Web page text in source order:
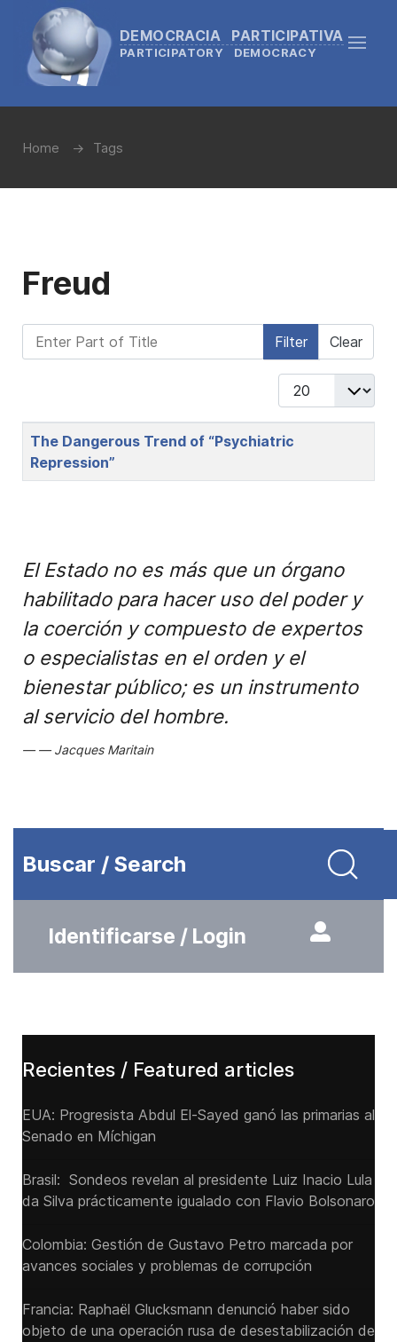
DEMOCRACIA PARTICIPATIVA
PARTICIPATORY DEMOCRACY
Home Tags
Freud
Enter Part of Title Filter Clear
Display #
Title
The Dangerous Trend of “Psychiatric
Repression”
El Estado no es más que un órgano
habilitado para hacer uso del poder y
la coerción y compuesto de expertos
o especialistas en el orden y el
bienestar público; es un instrumento
al servicio del hombre.
Jacques Maritain
Buscar / Search
Identificarse / Login
Recientes / Featured articles
EUA: Progresista Abdul El-Sayed ganó las primarias al
Senado ‌en Míchigan
Brasil: Sondeos revelan al presidente Luiz Inacio Lula
da Silva prácticamente igualado con Flavio Bolsonaro
Colombia: Gestión de Gustavo Petro marcada por
avances sociales y problemas de corrupción
Francia: Raphaël Glucksmann denunció haber sido
objeto de una operación rusa de desestabilización de